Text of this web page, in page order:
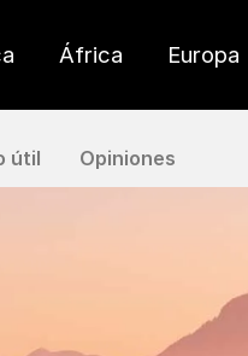
África Europa
útil Opiniones